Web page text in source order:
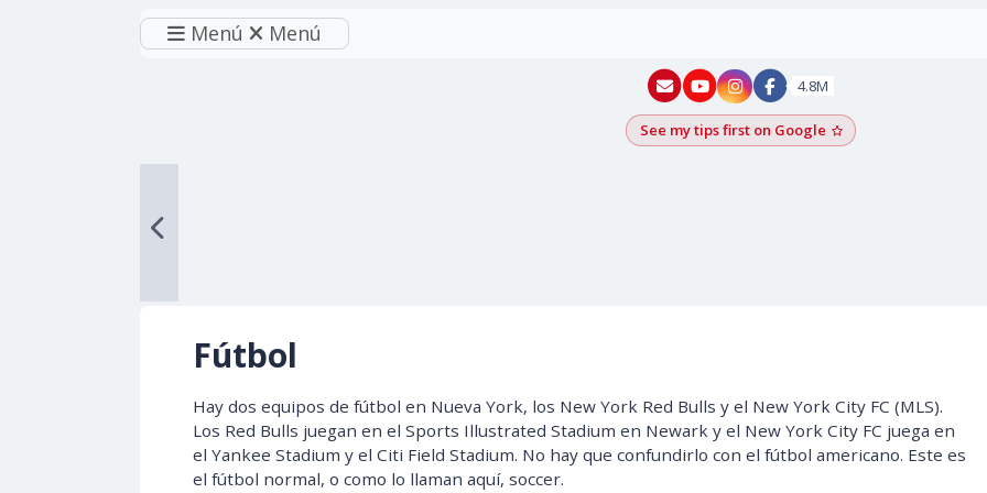
Menú Menú
New York - YouTube
New York - Instagram
4.8M
See my tips first on GoogleAdd as a Google
Fútbol
Hay dos equipos de fútbol en Nueva York, los New York Red Bulls y el New York City FC (MLS).
Los Red Bulls juegan en el Sports Illustrated Stadium en Newark y el New York City FC juega en
el Yankee Stadium y el Citi Field Stadium. No hay que confundirlo con el fútbol americano. Este es
el fútbol normal, o como lo llaman aquí, soccer.